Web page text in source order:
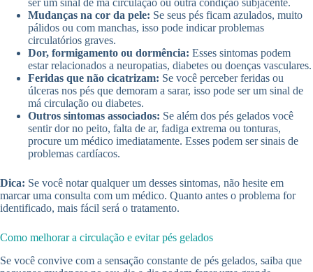
ser um sinal de má circulação ou outra condição subjacente.
Mudanças na cor da pele: Se seus pés ficam azulados, muito
pálidos ou com manchas, isso pode indicar problemas
circulatórios graves.
Dor, formigamento ou dormência: Esses sintomas podem
estar relacionados a neuropatias, diabetes ou doenças vasculares.
Feridas que não cicatrizam: Se você perceber feridas ou
úlceras nos pés que demoram a sarar, isso pode ser um sinal de
má circulação ou diabetes.
Outros sintomas associados: Se além dos pés gelados você
sentir dor no peito, falta de ar, fadiga extrema ou tonturas,
procure um médico imediatamente. Esses podem ser sinais de
problemas cardíacos.
Dica: Se você notar qualquer um desses sintomas, não hesite em
marcar uma consulta com um médico. Quanto antes o problema for
identificado, mais fácil será o tratamento.
Como melhorar a circulação e evitar pés gelados
Se você convive com a sensação constante de pés gelados, saiba que